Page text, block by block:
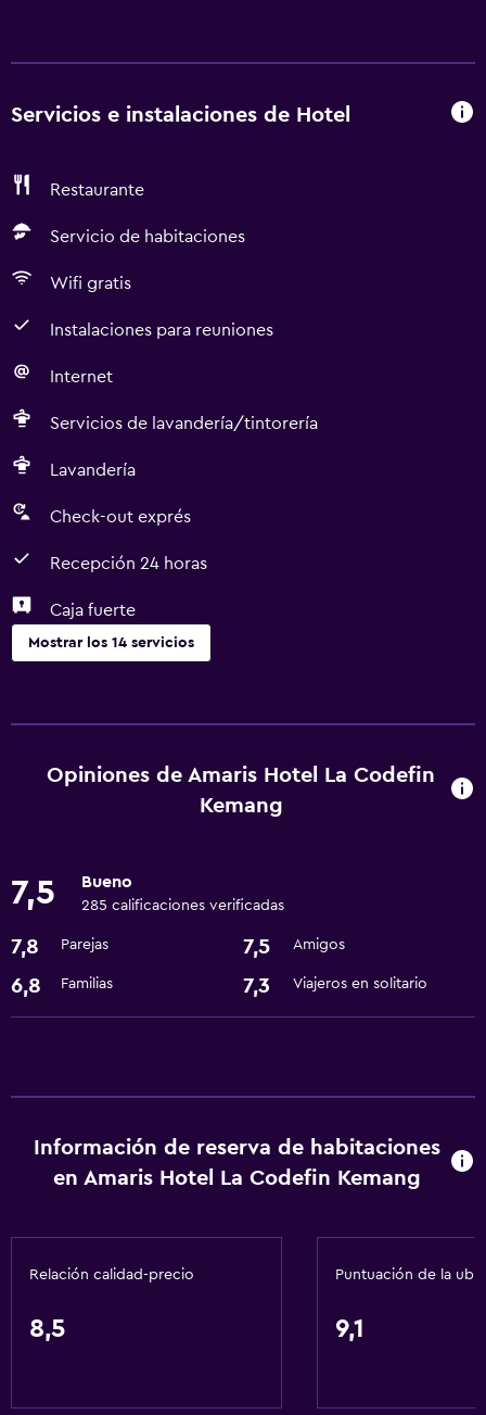
Servicios e instalaciones de Hotel
Restaurante
Servicio de habitaciones
Wifi gratis
Instalaciones para reuniones
Internet
Servicios de lavandería/tintorería
Lavandería
Check-out exprés
Recepción 24 horas
Caja fuerte
Mostrar los 14 servicios
Servicio de habitaciones
Check-out exprés
Instalaciones para reuniones
Servicios básicos
Internet
Aire acondicionado
Ascensor
Lavandería
Comedor
Opiniones de Amaris Hotel La Codefin
Kemang
7,5 Bueno
285 calificaciones verificadas
7,8 Parejas 7,5 Amigos
6,8 Familias 7,3 Viajeros en solitario
Información de reserva de habitaciones
en Amaris Hotel La Codefin Kemang
Relación calidad-precio
8,5
Puntuación de la
9,1